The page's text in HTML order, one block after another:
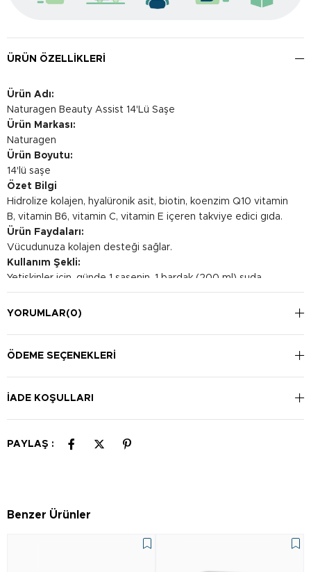
ÜRÜN ÖZELLIKLERI
Ürün Adı:
Naturagen Beauty Assist 14'Lü Saşe
Ürün Markası:
Naturagen
Ürün Boyutu:
14'lü saşe
Özet Bilgi
Hidrolize kolajen, hyalüronik asit, biotin, koenzim Q10 vitamin
B, vitamin B6, vitamin C, vitamin E içeren takviye edici gıda.
Ürün Faydaları:
Vücudunuza kolajen desteği sağlar.
Kullanım Şekli:
Yetişkinler için, günde 1 şasenin, 1 bardak (200 ml) suda
eritilerek tüketilmesi tavsiye edilir. Günün herhangi bir
saatinde içilebilir.
YORUMLAR(0)
ÖDEME SEÇENEKLERI
İADE KOŞULLARI
PAYLAŞ :
Benzer Ürünler